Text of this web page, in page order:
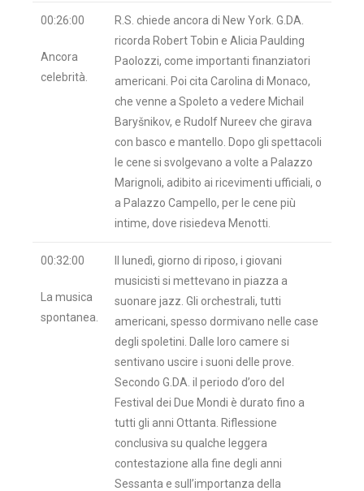
00:26:00
Ancora
celebrità.
R.S. chiede ancora di New York. G.DA.
ricorda Robert Tobin e Alicia Paulding
Paolozzi, come importanti finanziatori
americani. Poi cita Carolina di Monaco,
che venne a Spoleto a vedere Michail
Baryšnikov, e Rudolf Nureev che girava
con basco e mantello. Dopo gli spettacoli
le cene si svolgevano a volte a Palazzo
Marignoli, adibito ai ricevimenti ufficiali, o
a Palazzo Campello, per le cene più
intime, dove risiedeva Menotti.
00:32:00
La musica
spontanea.
Il lunedì, giorno di riposo, i giovani
musicisti si mettevano in piazza a
suonare jazz. Gli orchestrali, tutti
americani, spesso dormivano nelle case
degli spoletini. Dalle loro camere si
sentivano uscire i suoni delle prove.
Secondo G.DA. il periodo d’oro del
Festival dei Due Mondi è durato fino a
tutti gli anni Ottanta. Riflessione
conclusiva su qualche leggera
contestazione alla fine degli anni
Sessanta e sull’importanza della